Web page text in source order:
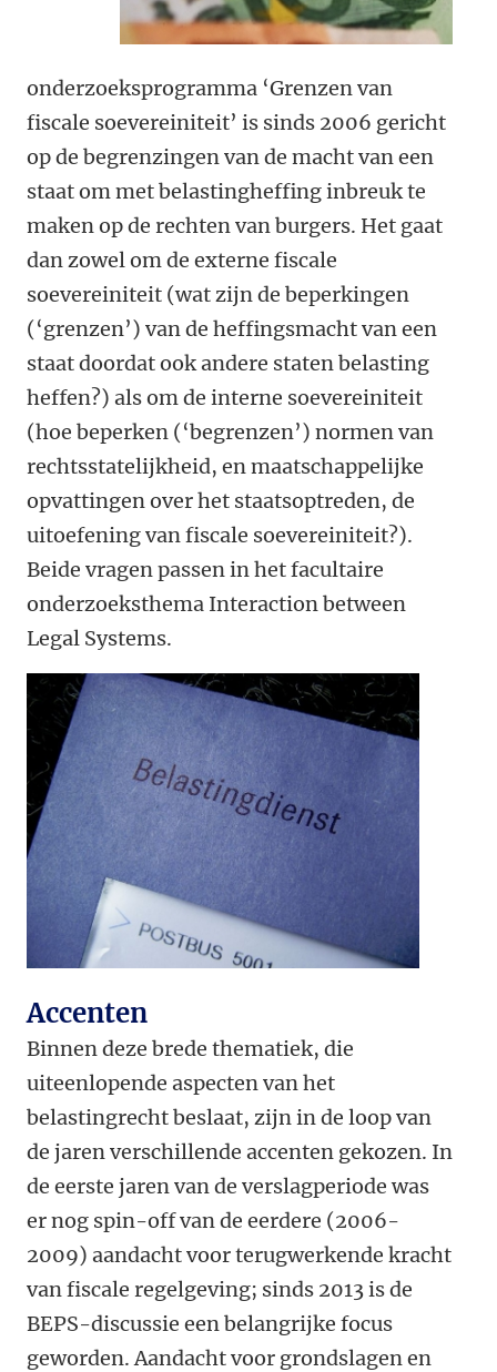
onderzoeksprogramma ‘Grenzen van
fiscale soevereiniteit’ is sinds 2006 gericht
op de begrenzingen van de macht van een
staat om met belastingheffing inbreuk te
maken op de rechten van burgers. Het gaat
dan zowel om de externe fiscale
soevereiniteit (wat zijn de beperkingen
(‘grenzen’) van de heffingsmacht van een
staat doordat ook andere staten belasting
heffen?) als om de interne soevereiniteit
(hoe beperken (‘begrenzen’) normen van
rechtsstatelijkheid, en maatschappelijke
opvattingen over het staatsoptreden, de
uitoefening van fiscale soevereiniteit?).
Beide vragen passen in het facultaire
onderzoeksthema Interaction between
Legal Systems.
Accenten
Binnen deze brede thematiek, die
uiteenlopende aspecten van het
belastingrecht beslaat, zijn in de loop van
de jaren verschillende accenten gekozen. In
de eerste jaren van de verslagperiode was
er nog spin-off van de eerdere (2006-
2009) aandacht voor terugwerkende kracht
van fiscale regelgeving; sinds 2013 is de
BEPS-discussie een belangrijke focus
geworden. Aandacht voor grondslagen en